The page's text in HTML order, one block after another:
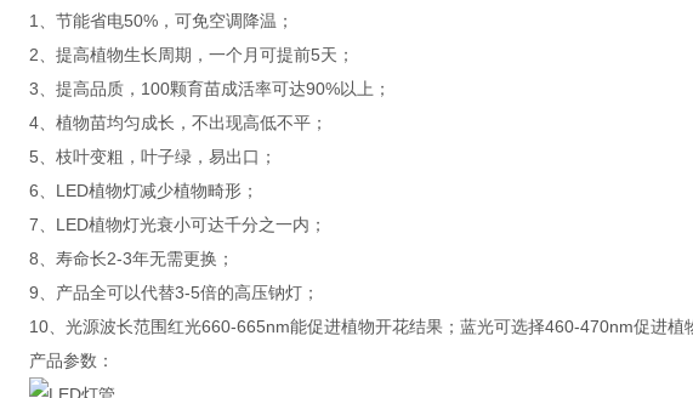
1、节能省电50%，可免空调降温；
2、提高植物生长周期，一个月可提前5天；
3、提高品质，100颗育苗成活率可达90%以上；
4、植物苗均匀成长，不出现高低不平；
5、枝叶变粗，叶子绿，易出口；
6、LED植物灯减少植物畸形；
7、LED植物灯光衰小可达千分之一内；
8、寿命长2-3年无需更换；
9、产品全可以代替3-5倍的高压钠灯；
10、光源波长范围红光660-665nm能促进植物开花结果；蓝光可选择460-470nm促进植
产品参数：